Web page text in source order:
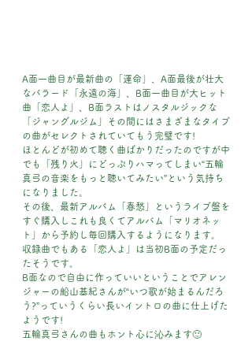
A面一曲目が最新曲の「運命」、A面最後が壮大
なバラード「永遠の海」、B面一曲目が大ヒット
曲「恋人よ」、B面ラストはノスタルジックな
「ジャングルジム」その間にはさまざまなタイプ
の曲がセレクトされていてもう完璧です!
ほとんどが初めて聴く曲ばかりだったのですが中
でも「残り火」にどっぷりハマってしまい“五輪
真弓の音楽をもっと聴いてみたい”という気持ち
になりました。
その後、最新アルバム「春愁」というライブ盤を
すぐ購入しこれも良くてアルバム「マリオネッ
ト」から予約し毎回購入するようになります。
収録曲でもある「恋人よ」は当初B面の予定だっ
たそうです。
B面なので自由に作っていいということでアレン
ジャーの船山基紀さんが“いつ歌が始まるんだろ
う?”っていうくらい長いイントロの曲に仕上げた
ようです!
五輪真弓さんの曲もホント心に沁みます🙂